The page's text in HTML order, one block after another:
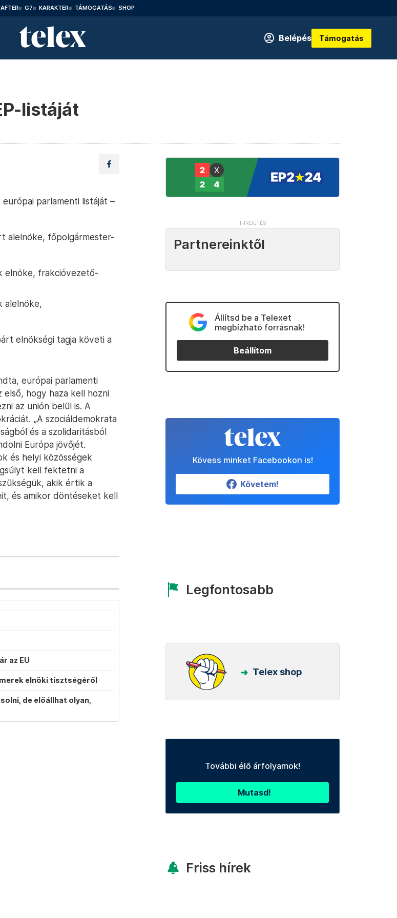
AFTER G7 KARAKTER TÁMOGATÁS SHOP
Belépés Támogatás
listáját
parlamenti listáját –
alelnöke, főpolgármester-
elnöke, frakcióvezető-
alelnöke,
elnökségi tagja követi a
európai parlamenti
hogy haza kell hozni
az unión belül is. A
„A szociáldemokrata
és a szolidaritásból
Európa jövőjét.
és helyi közösségek
kell fektetni a
akik értik a
és amikor döntéseket kell
az EU
elnöki tisztségéről
de előállhat olyan,
Partnereinktől
Állítsd be a Telexet
megbízható forrásnak!
Beállítom
Kövess minket Facebookon is!
Követem!
Legfontosabb
Telex shop
További élő árfolyamok!
Mutasd!
Friss hírek